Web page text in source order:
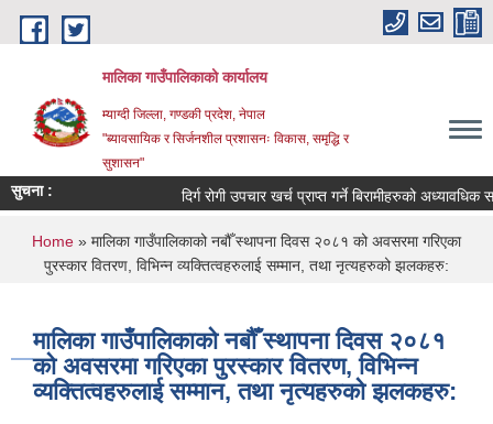
Skip to main content
मालिका गाउँपालिकाको कार्यालय
म्याग्दी जिल्ला, गण्डकी प्रदेश, नेपाल
"ब्यावसायिक र सिर्जनशील प्रशासनः विकास, समृद्धि र
सुशासन"
सुचना : दिर्ग रोगी उपचार खर्च प्राप्त गर्ने बिरामीहरुको अध्यावधिक
You are here
Home » मालिका गाउँपालिकाको नबौँ स्थापना दिवस २०८१ को अवसरमा गरिएका
पुरस्कार वितरण, विभिन्न व्यक्तित्वहरुलाई सम्मान, तथा नृत्यहरुको झलकहरु:
मालिका गाउँपालिकाको नबौँ स्थापना दिवस २०८१
को अवसरमा गरिएका पुरस्कार वितरण, विभिन्न
व्यक्तित्वहरुलाई सम्मान, तथा नृत्यहरुको झलकहरु: